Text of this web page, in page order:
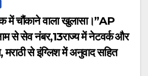
में चौंकाने वाला खुलासा।”AP
से सेव नंबर,13राज्य में नेटवर्क और
से इंग्लिश में अनुवाद सहित